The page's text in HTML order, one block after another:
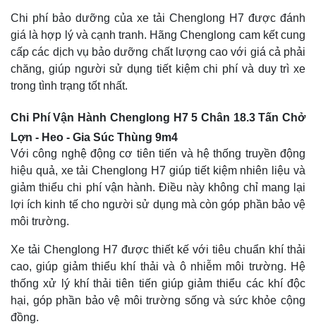
Chi phí bảo dưỡng của xe tải Chenglong H7 được đánh
giá là hợp lý và cạnh tranh. Hãng Chenglong cam kết cung
cấp các dịch vụ bảo dưỡng chất lượng cao với giá cả phải
chăng, giúp người sử dụng tiết kiệm chi phí và duy trì xe
trong tình trạng tốt nhất.
Chi Phí Vận Hành Chenglong H7 5 Chân 18.3 Tấn Chở
Lợn - Heo - Gia Súc Thùng 9m4
Với công nghệ động cơ tiên tiến và hệ thống truyền động
hiệu quả, xe tải Chenglong H7 giúp tiết kiệm nhiên liệu và
giảm thiểu chi phí vận hành. Điều này không chỉ mang lại
lợi ích kinh tế cho người sử dụng mà còn góp phần bảo vệ
môi trường.
Xe tải Chenglong H7 được thiết kế với tiêu chuẩn khí thải
cao, giúp giảm thiểu khí thải và ô nhiễm môi trường. Hệ
thống xử lý khí thải tiên tiến giúp giảm thiểu các khí độc
hại, góp phần bảo vệ môi trường sống và sức khỏe cộng
đồng.